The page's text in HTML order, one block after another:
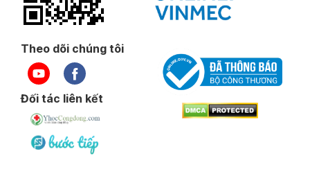
Theo dõi chúng tôi
Đối tác liên kết